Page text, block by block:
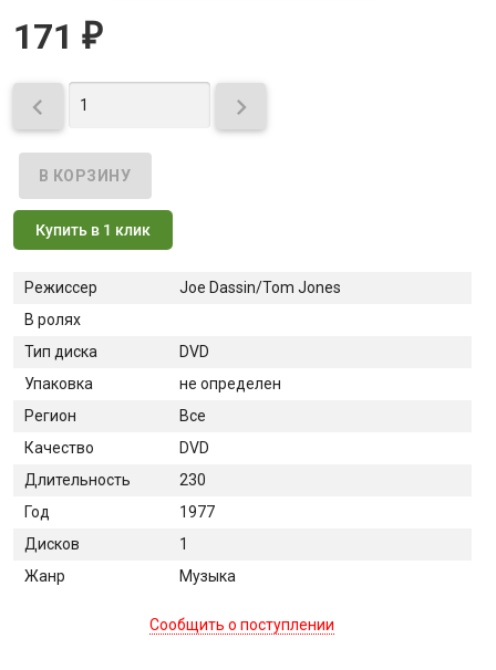
171 ₽
 
Купить в 1 клик
Режиссер
Joe Dassin/Tom Jones
В ролях
Тип диска
DVD
Упаковка
не определен
Регион
Все
Качество
DVD
Длительность
230
Год
1977
Дисков
1
Жанр
Музыка
Сообщить о поступлении